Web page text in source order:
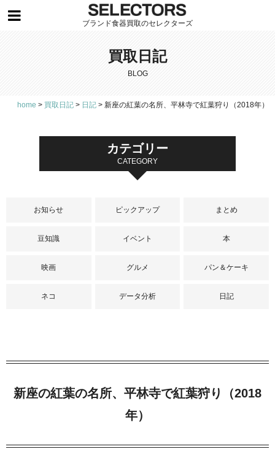
ブランド食器買取のセレクターズ
買取日記
BLOG
home > 買取日記 > 日記 > 新座の紅葉の名所、平林寺で紅葉狩り（2018年）
カテゴリー
CATEGORY
お知らせ ピックアップ まとめ
豆知識 イベント 本
映画 グルメ パン＆ケーキ
ネコ データ分析 日記
新座の紅葉の名所、平林寺で紅葉狩り（2018
年）